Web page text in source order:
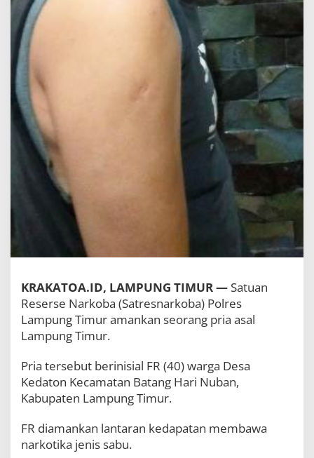
KRAKATOA.ID, LAMPUNG TIMUR — Satuan
Reserse Narkoba (Satresnarkoba) Polres
Lampung Timur amankan seorang pria asal
Lampung Timur.
Pria tersebut berinisial FR (40) warga Desa
Kedaton Kecamatan Batang Hari Nuban,
Kabupaten Lampung Timur.
FR diamankan lantaran kedapatan membawa
narkotika jenis sabu.